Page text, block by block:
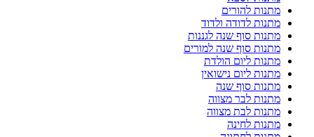
מתנות להורים
מתנות לדודה ולדוד
מתנות סוף שנה לגננות
מתנות סוף שנה למורים
מתנות ליום הולדת
מתנות ליום נישואין
מתנות סוף שנה
מתנות לבר מצווה
מתנות לבת מצווה
מתנות לחינה